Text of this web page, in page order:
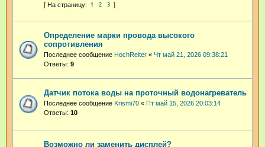
1 2 3
Определение марки провода высокого
сопротивления
Последнее сообщение HochReiter « Чт май 21, 2026 09:38:21
Ответы: 9
Датчик потока воды на проточный водонагреватель
Последнее сообщение Krismi70 « Пт май 15, 2026 20:03:14
Ответы: 10
Возможно ли заменить дисплей?